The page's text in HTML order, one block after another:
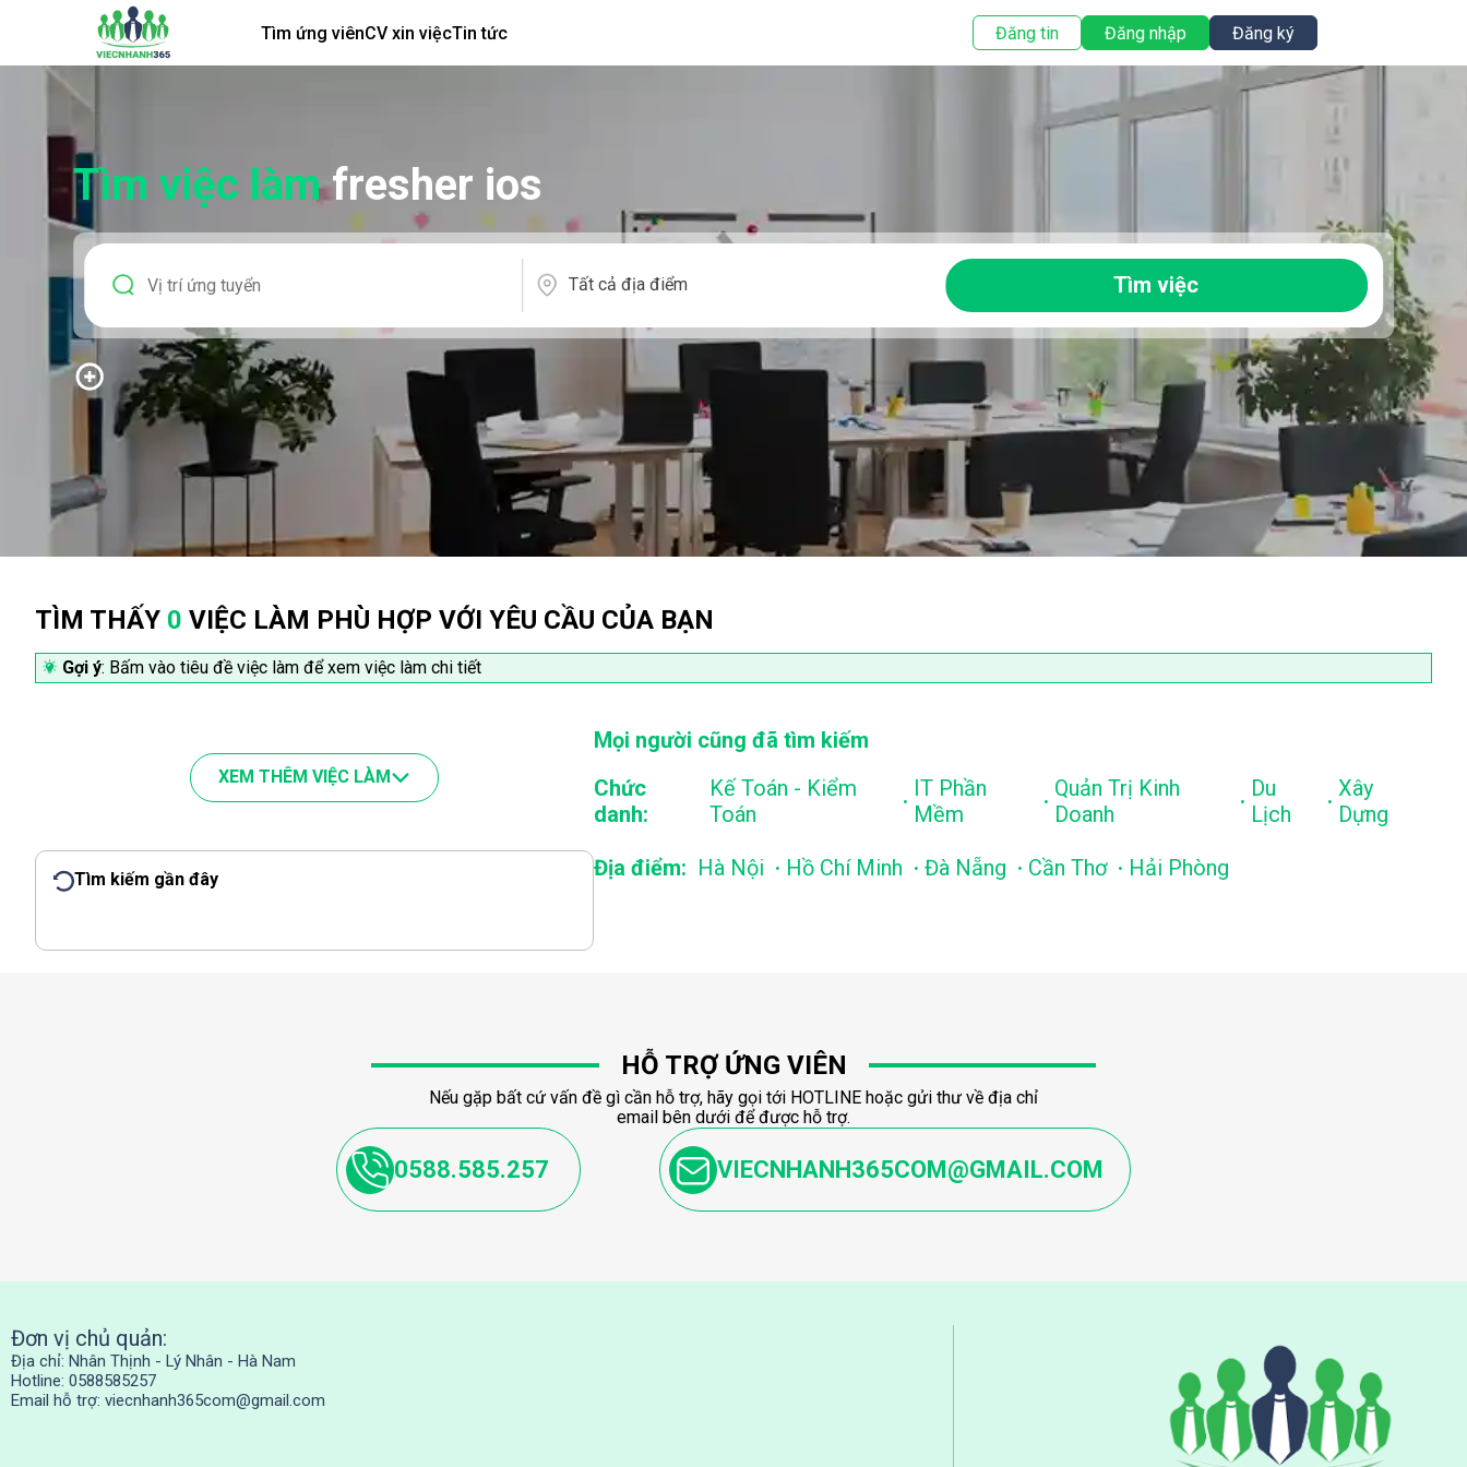
Tìm ứng viênCV xin việcTin tức Đăng tin Đăng nhập Đăng ký
Tìm việc làmfresher ios
Tất cả địa điểm Tìm việc
TÌM THẤY 0 VIỆC LÀM PHÙ HỢP VỚI YÊU CẦU CỦA BẠN
Gợi ý: Bấm vào tiêu đề việc làm để xem việc làm chi tiết
XEM THÊM VIỆC LÀM
Tìm kiếm gần đây
Mọi người cũng đã tìm kiếm
Chức
danh:
Kế Toán - Kiểm
Toán
. IT Phần
Mềm
. Quản Trị Kinh
Doanh
. Du
Lịch
. Xây
Dựng
Địa điểm: Hà Nội . Hồ Chí Minh . Đà Nẵng . Cần Thơ . Hải Phòng
HỖ TRỢ ỨNG VIÊN
Nếu gặp bất cứ vấn đề gì cần hỗ trợ, hãy gọi tới HOTLINE hoặc gửi thư về địa chỉ
email bên dưới để được hỗ trợ.
0588.585.257 VIECNHANH365COM@GMAIL.COM
Đơn vị chủ quản:
Địa chỉ: Nhân Thịnh - Lý Nhân - Hà Nam
Hotline: 0588585257
Email hỗ trợ: viecnhanh365com@gmail.com